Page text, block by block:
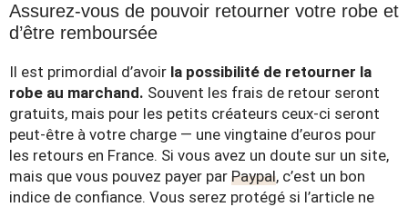
Assurez-vous de pouvoir retourner votre robe et
d’être remboursée
Il est primordial d’avoir la possibilité de retourner la
robe au marchand. Souvent les frais de retour seront
gratuits, mais pour les petits créateurs ceux-ci seront
peut-être à votre charge — une vingtaine d’euros pour
les retours en France. Si vous avez un doute sur un site,
mais que vous pouvez payer par Paypal, c’est un bon
indice de confiance. Vous serez protégé si l’article ne